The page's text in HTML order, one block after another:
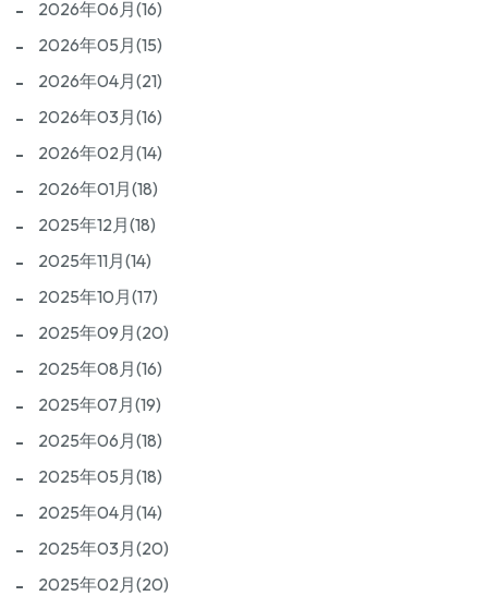
2026年06月(16)
2026年05月(15)
2026年04月(21)
2026年03月(16)
2026年02月(14)
2026年01月(18)
2025年12月(18)
2025年11月(14)
2025年10月(17)
2025年09月(20)
2025年08月(16)
2025年07月(19)
2025年06月(18)
2025年05月(18)
2025年04月(14)
2025年03月(20)
2025年02月(20)